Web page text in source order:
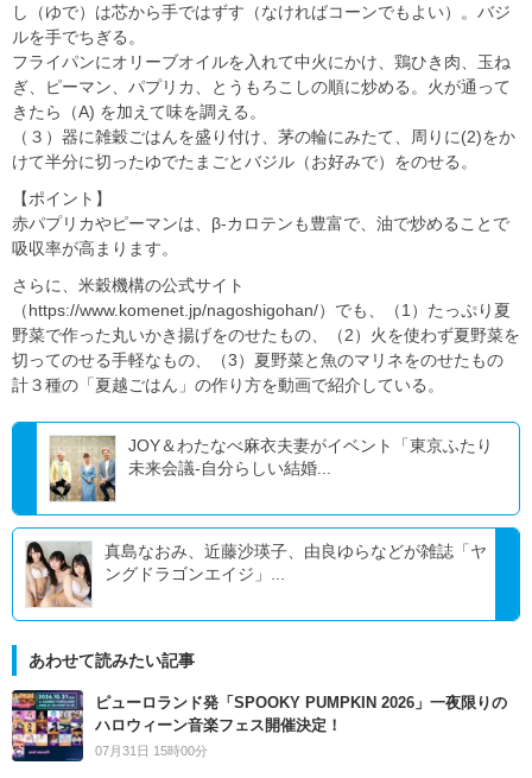
し（ゆで）は芯から手ではずす（なければコーンでもよい）。バジ
ルを手でちぎる。
フライパンにオリーブオイルを入れて中火にかけ、鶏ひき肉、玉ね
ぎ、ピーマン、パプリカ、とうもろこしの順に炒める。火が通って
きたら（A) を加えて味を調える。
（３）器に雑穀ごはんを盛り付け、茅の輪にみたて、周りに(2)をか
けて半分に切ったゆでたまごとバジル（お好みで）をのせる。
【ポイント】
赤パプリカやピーマンは、β-カロテンも豊富で、油で炒めることで
吸収率が高まります。
さらに、米穀機構の公式サイト
（https://www.komenet.jp/nagoshigohan/）でも、（1）たっぷり夏
野菜で作った丸いかき揚げをのせたもの、（2）火を使わず夏野菜を
切ってのせる手軽なもの、（3）夏野菜と魚のマリネをのせたもの
計３種の「夏越ごはん」の作り方を動画で紹介している。
JOY＆わたなべ麻衣夫妻がイベント「東京ふたり
未来会議-自分らしい結婚...
真島なおみ、近藤沙瑛子、由良ゆらなどが雑誌「ヤ
ングドラゴンエイジ」...
あわせて読みたい記事
ピューロランド発「SPOOKY PUMPKIN 2026」一夜限りの
ハロウィーン音楽フェス開催決定！
07月31日 15時00分